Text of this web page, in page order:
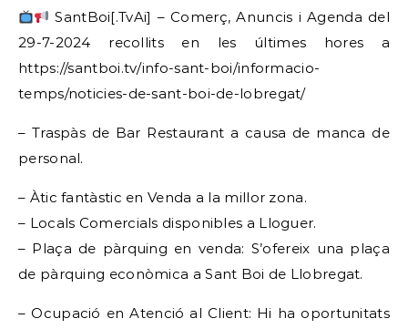
SantBoi[.TvAi] – Comerç, Anuncis i Agenda del
29-7-2024 recollits en les últimes hores a
https://santboi.tv/info-sant-boi/informacio-
temps/noticies-de-sant-boi-de-lobregat/
– Traspàs de Bar Restaurant a causa de manca de
personal.
– Àtic fantàstic en Venda a la millor zona.
– Locals Comercials disponibles a Lloguer.
– Plaça de pàrquing en venda: S’ofereix una plaça
de pàrquing econòmica a Sant Boi de Llobregat.
– Ocupació en Atenció al Client: Hi ha oportunitats